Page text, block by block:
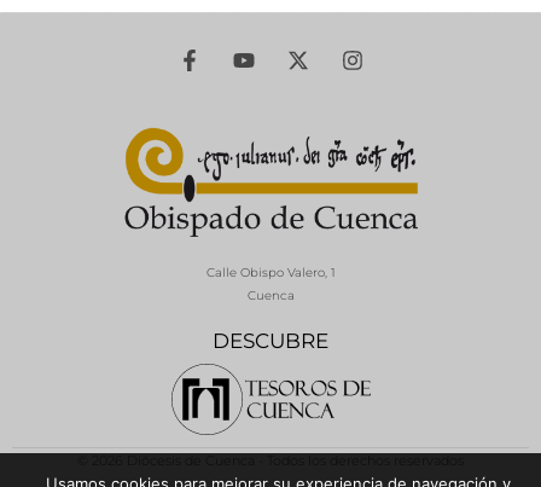
DESCUBRE
Calle Obispo Valero, 1
Cuenca